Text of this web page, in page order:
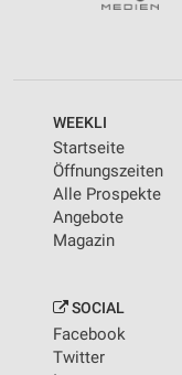
WEEKLI
Startseite
Öffnungszeiten
Alle Prospekte
Angebote
Magazin
SOCIAL
Facebook
Twitter